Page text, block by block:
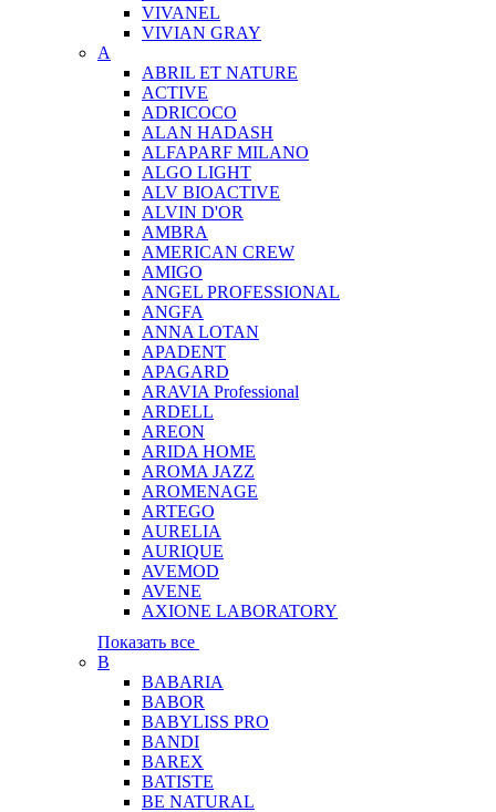
VIVANEL
VIVIAN GRAY
A
ABRIL ET NATURE
ACTIVE
ADRICOCO
ALAN HADASH
ALFAPARF MILANO
ALGO LIGHT
ALV BIOACTIVE
ALVIN D'OR
AMBRA
AMERICAN CREW
AMIGO
ANGEL PROFESSIONAL
ANGFA
ANNA LOTAN
APADENT
APAGARD
ARAVIA Professional
ARDELL
AREON
ARIDA HOME
AROMA JAZZ
AROMENAGE
ARTEGO
AURELIA
AURIQUE
AVEMOD
AVENE
AXIONE LABORATORY
Показать все
B
BABARIA
BABOR
BABYLISS PRO
BANDI
BAREX
BATISTE
BE NATURAL